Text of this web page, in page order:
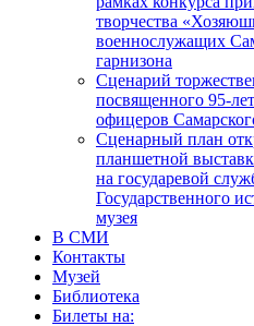
творчества
военнослужащих
гарнизона
Сценарий
посвященного 95-
офицеров
Сценарный план
планшетной
на государевой
Государственного
музея
В СМИ
Контакты
Музей
Библиотека
Билеты на: